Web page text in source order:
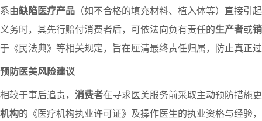
系由缺陷医疗产品 （如不合格的填充材料、植入体等）直接
义务时，其先行赔付消费者后，可依法向负有责任的生产者或
于《民法典》等相关规定，旨在厘清最终责任归属，防止真正
预防医美风险建议
相较于事后追责， 消费者在寻求医美服务前采取主动预防措施
机构的《医疗机构执业许可证》及操作医生的执业资格与经验